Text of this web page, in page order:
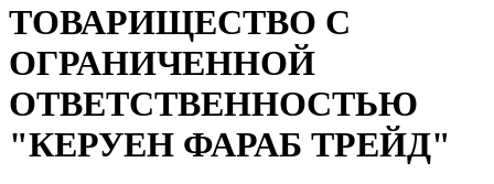
ТОВАРИЩЕСТВО С
ОГРАНИЧЕННОЙ
ОТВЕТСТВЕННОСТЬЮ
"КЕРУЕН ФАРАБ ТРЕЙД"